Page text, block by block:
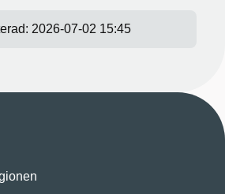
2026-07-02 15:45